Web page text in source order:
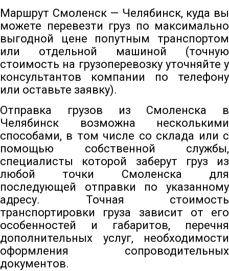
Маршрут Смоленск — Челябинск, куда вы
можете перевезти груз по максимально
выгодной цене попутным транспортом
или отдельной машиной (точную
стоимость на грузоперевозку уточняйте у
консультантов компании по телефону
или оставьте заявку).
Отправка грузов из Смоленска в
Челябинск возможна несколькими
способами, в том числе со склада или с
помощью собственной службы,
специалисты которой заберут груз из
любой точки Смоленска для
последующей отправки по указанному
адресу. Точная стоимость
транспортировки груза зависит от его
особенностей и габаритов, перечня
дополнительных услуг, необходимости
оформления сопроводительных
документов.